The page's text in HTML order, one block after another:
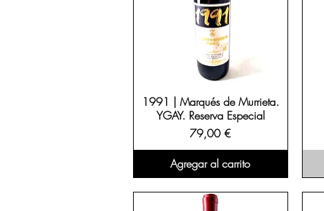
1991 | Marqués de Murrieta.
YGAY. Reserva Especial
Precio
79,00 €
Agregar al carrito